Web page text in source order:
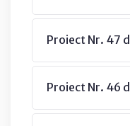
Proiect Nr. 47
Proiect Nr. 46